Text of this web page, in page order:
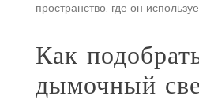
пространство, где он
Как
дымочный